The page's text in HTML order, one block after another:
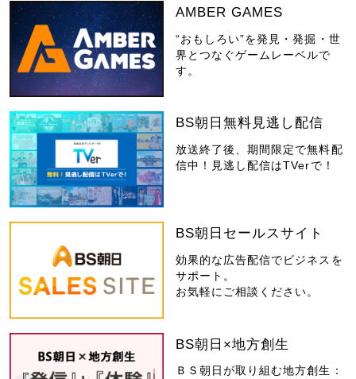
AMBER GAMES
“おもしろい”を発見・発掘・世
界とつなぐゲームレーベルで
す。
BS朝日無料見逃し配信
放送終了後、期間限定で無料配
信中！見逃し配信はTVerで！
BS朝日セールスサイト
効果的な広告配信でビジネスを
サポート。
お気軽にご相談ください。
BS朝日×地方創生
ＢＳ朝日が取り組む地方創生：